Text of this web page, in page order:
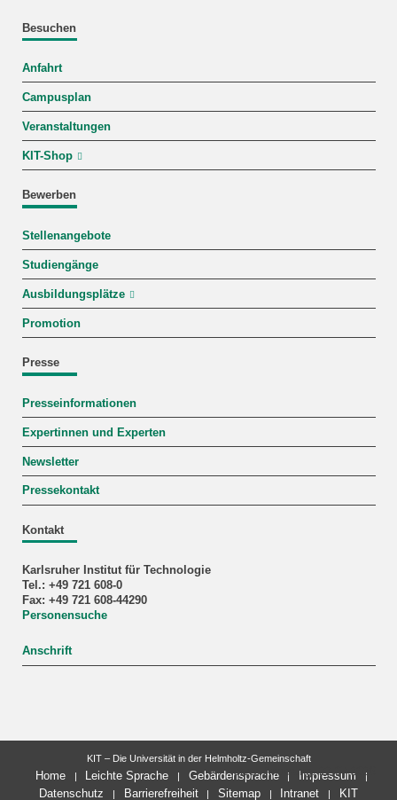
Besuchen
Anfahrt
Campusplan
Veranstaltungen
KIT-Shop
Bewerben
Stellenangebote
Studiengänge
Ausbildungsplätze
Promotion
Presse
Presseinformationen
Expertinnen und Experten
Newsletter
Pressekontakt
Kontakt
Karlsruher Institut für Technologie
Tel.: +49 721 608-0
Fax: +49 721 608-44290
Personensuche
Anschrift
letzte Änderung: 22.07.2026
KIT – Die Universität in der Helmholtz-Gemeinschaft
Home Leichte Sprache Gebärdensprache
Impressum
Datenschutz
Barrierefreiheit Sitemap Intranet KIT